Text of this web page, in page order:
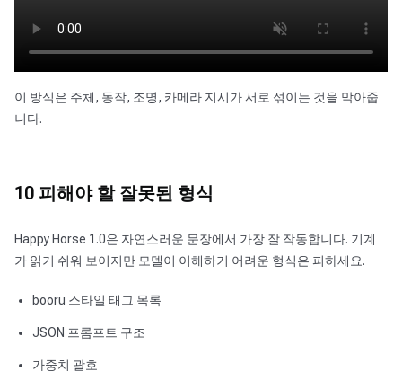
이 방식은 주체, 동작, 조명, 카메라 지시가 서로 섞이는 것을 막아줍
니다.
10 피해야 할 잘못된 형식
Happy Horse 1.0은 자연스러운 문장에서 가장 잘 작동합니다. 기계
가 읽기 쉬워 보이지만 모델이 이해하기 어려운 형식은 피하세요.
booru 스타일 태그 목록
JSON 프롬프트 구조
가중치 괄호